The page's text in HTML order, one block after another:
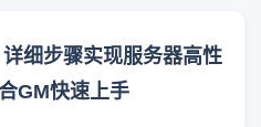
细步骤实现服务器高性
GM快速上手